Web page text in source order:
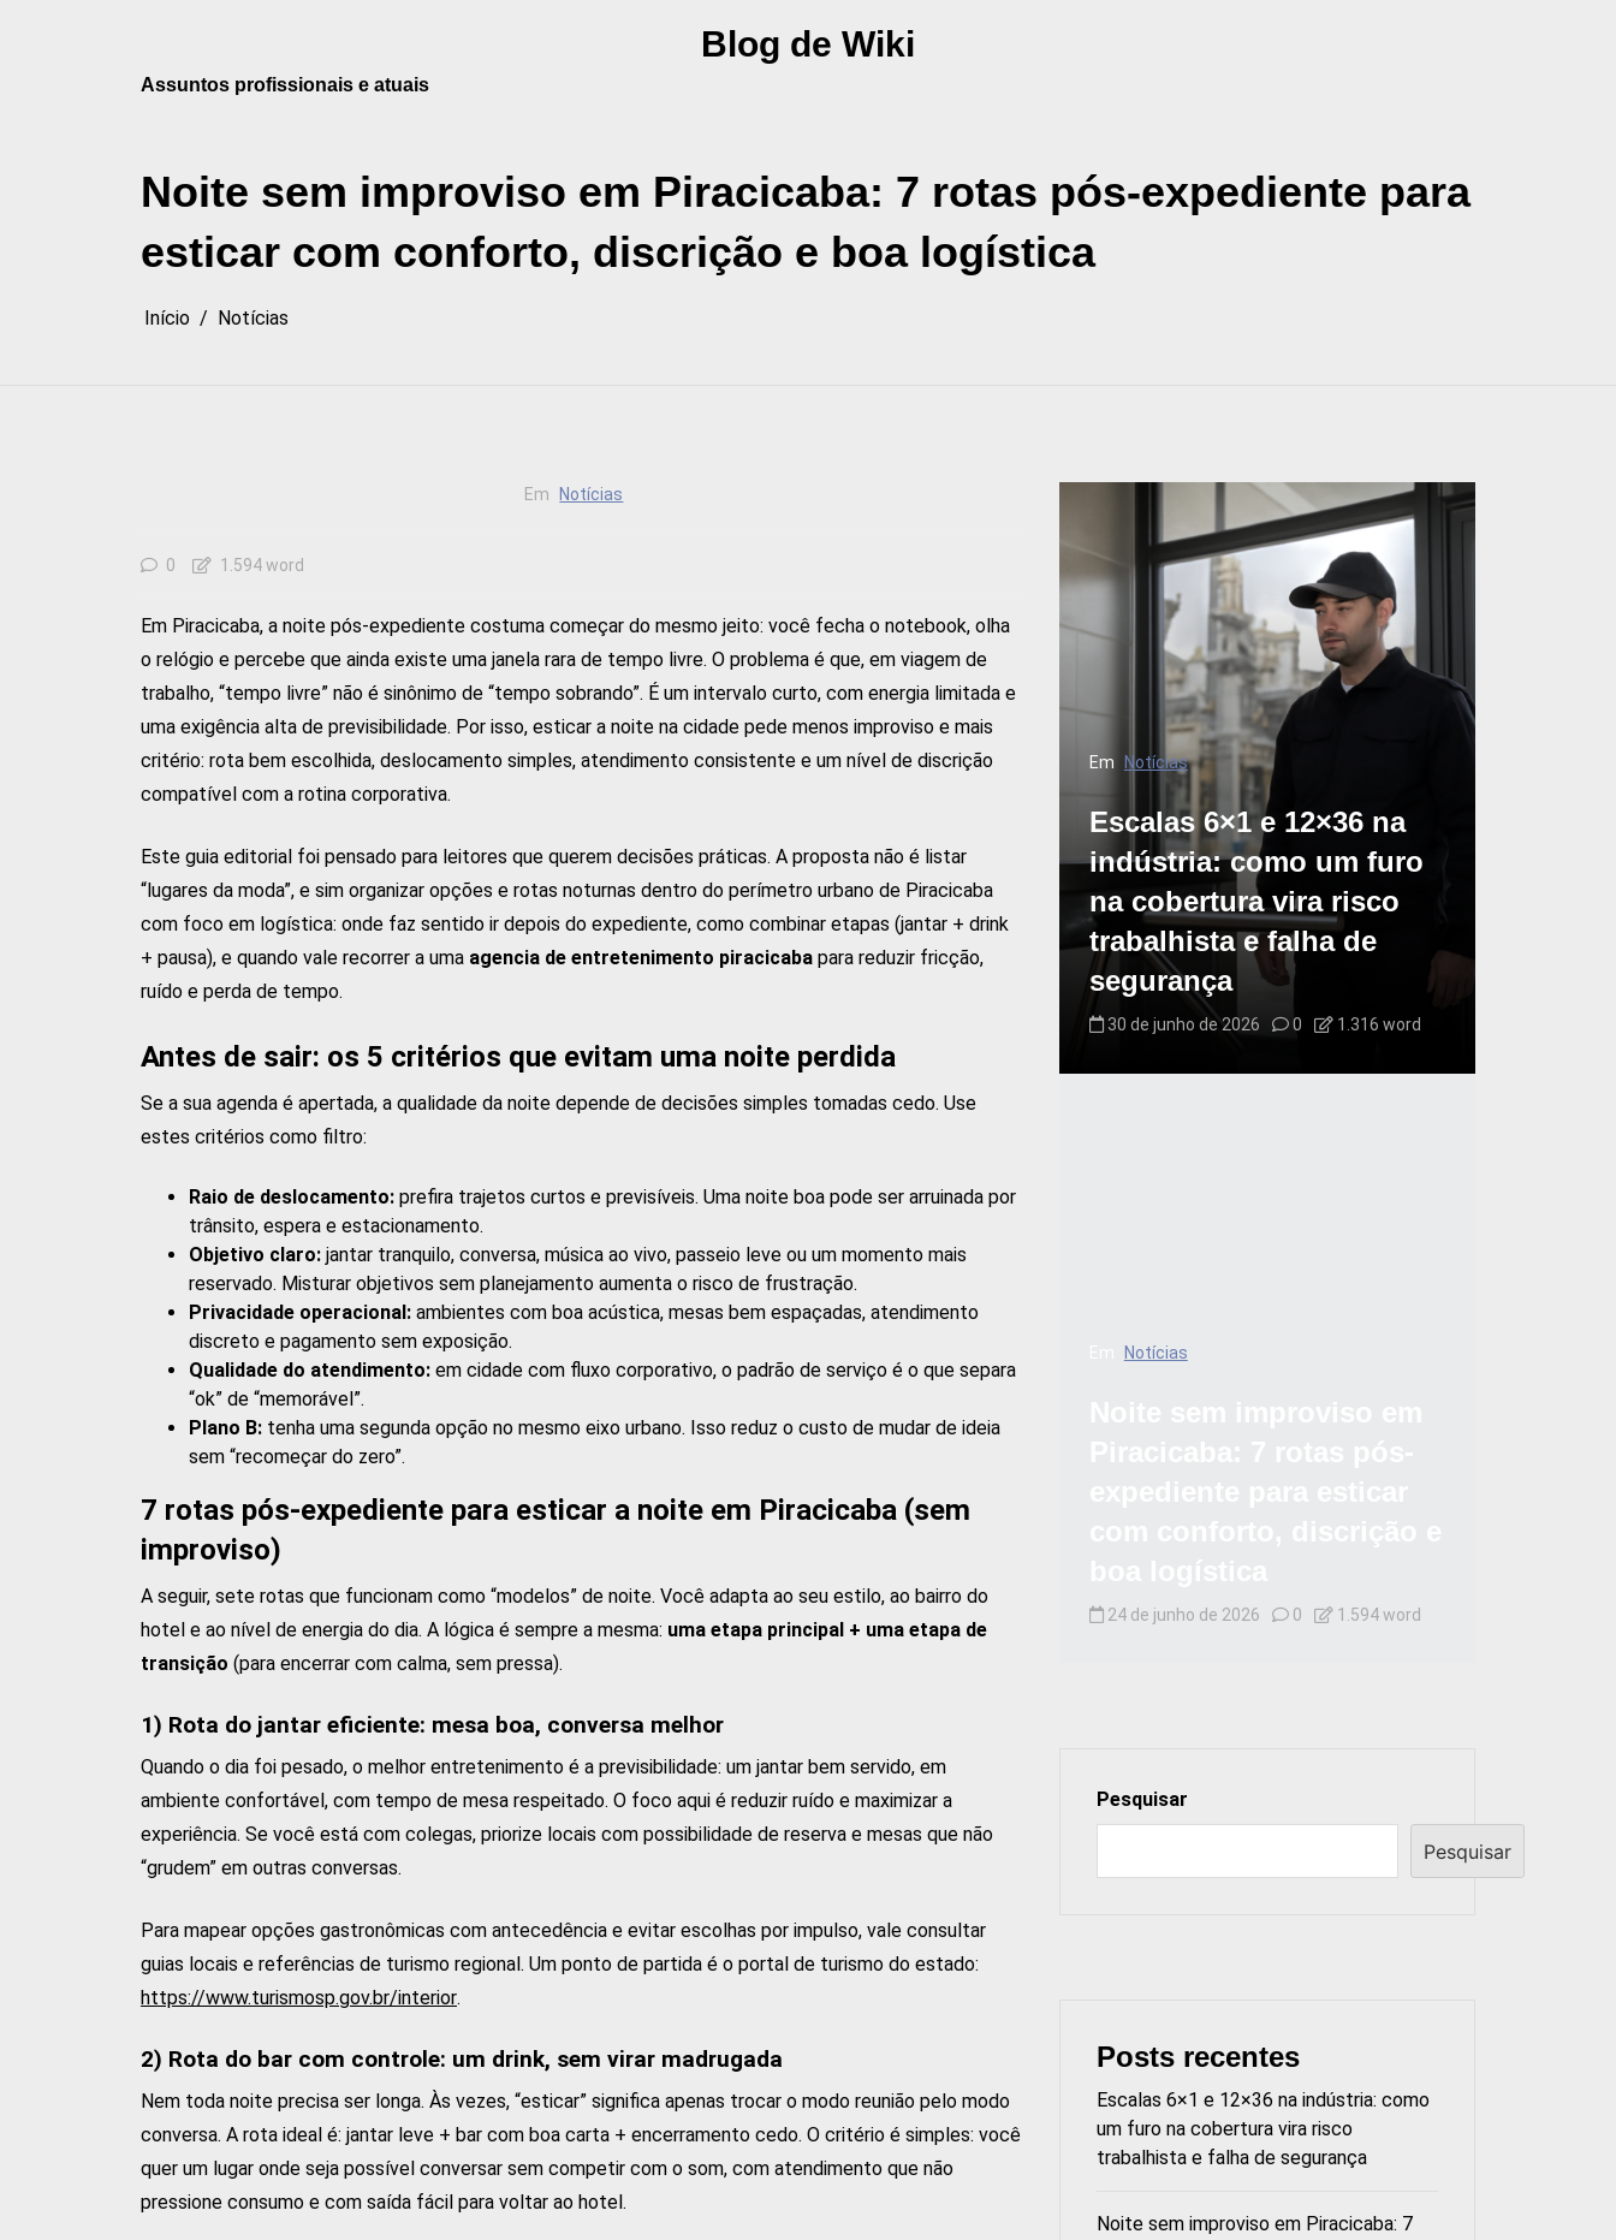
Blog de Wiki
Assuntos profissionais e atuais
Noite sem improviso em Piracicaba: 7 rotas pós-expediente para
esticar com conforto, discrição e boa logística
Início Notícias
Em Notícias
0 1.594 word
Em Piracicaba, a noite pós-expediente costuma começar do mesmo jeito: você fecha o notebook, olha
o relógio e percebe que ainda existe uma janela rara de tempo livre. O problema é que, em viagem de
trabalho, “tempo livre” não é sinônimo de “tempo sobrando”. É um intervalo curto, com energia limitada e
uma exigência alta de previsibilidade. Por isso, esticar a noite na cidade pede menos improviso e mais
critério: rota bem escolhida, deslocamento simples, atendimento consistente e um nível de discrição
compatível com a rotina corporativa.
Este guia editorial foi pensado para leitores que querem decisões práticas. A proposta não é listar
“lugares da moda”, e sim organizar opções e rotas noturnas dentro do perímetro urbano de Piracicaba
com foco em logística: onde faz sentido ir depois do expediente, como combinar etapas (jantar + drink
+ pausa), e quando vale recorrer a uma agencia de entretenimento piracicaba para reduzir fricção,
ruído e perda de tempo.
Antes de sair: os 5 critérios que evitam uma noite perdida
Se a sua agenda é apertada, a qualidade da noite depende de decisões simples tomadas cedo. Use
estes critérios como filtro:
Raio de deslocamento: prefira trajetos curtos e previsíveis. Uma noite boa pode ser arruinada por
trânsito, espera e estacionamento.
Objetivo claro: jantar tranquilo, conversa, música ao vivo, passeio leve ou um momento mais
reservado. Misturar objetivos sem planejamento aumenta o risco de frustração.
Privacidade operacional: ambientes com boa acústica, mesas bem espaçadas, atendimento
discreto e pagamento sem exposição.
Qualidade do atendimento: em cidade com fluxo corporativo, o padrão de serviço é o que separa
“ok” de “memorável”.
Plano B: tenha uma segunda opção no mesmo eixo urbano. Isso reduz o custo de mudar de ideia
sem “recomeçar do zero”.
7 rotas pós-expediente para esticar a noite em Piracicaba (sem
improviso)
A seguir, sete rotas que funcionam como “modelos” de noite. Você adapta ao seu estilo, ao bairro do
hotel e ao nível de energia do dia. A lógica é sempre a mesma: uma etapa principal + uma etapa de
transição (para encerrar com calma, sem pressa).
1) Rota do jantar eficiente: mesa boa, conversa melhor
Quando o dia foi pesado, o melhor entretenimento é a previsibilidade: um jantar bem servido, em
ambiente confortável, com tempo de mesa respeitado. O foco aqui é reduzir ruído e maximizar a
experiência. Se você está com colegas, priorize locais com possibilidade de reserva e mesas que não
“grudem” em outras conversas.
Para mapear opções gastronômicas com antecedência e evitar escolhas por impulso, vale consultar
guias locais e referências de turismo regional. Um ponto de partida é o portal de turismo do estado:
https://www.turismosp.gov.br/interior.
2) Rota do bar com controle: um drink, sem virar madrugada
Nem toda noite precisa ser longa. Às vezes, “esticar” significa apenas trocar o modo reunião pelo modo
conversa. A rota ideal é: jantar leve + bar com boa carta + encerramento cedo. O critério é simples: você
quer um lugar onde seja possível conversar sem competir com o som, com atendimento que não
pressione consumo e com saída fácil para voltar ao hotel.
Em Notícias
Escalas 6×1 e 12×36 na
indústria: como um furo
na cobertura vira risco
trabalhista e falha de
segurança
30 de junho de 2026 0 1.316 word
Notícias
24 de junho de 2026 0 1.594 word
Pesquisar
Pesquisar
Posts recentes
Escalas 6×1 e 12×36 na indústria: como
um furo na cobertura vira risco
trabalhista e falha de segurança
Noite sem improviso em Piracicaba: 7